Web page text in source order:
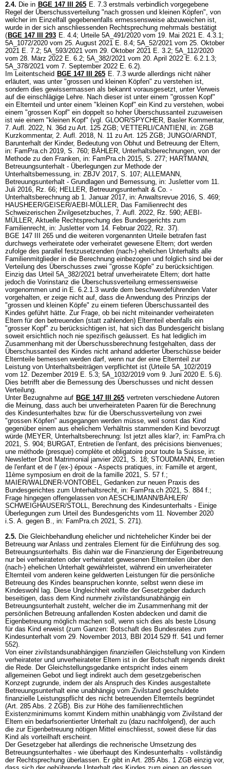
2.4. Die in BGE 147 III 265 E. 7.3 erstmals verbindlich vorgegebene
Regel der Überschussverteilung "nach grossen und kleinen Köpfen", von
welcher im Einzelfall gegebenenfalls ermessensweise abzuweichen ist,
wurde in der sich anschliessenden Rechtsprechung mehrmals bestätigt
( BGE 147 III 293 E. 4.4; Urteile 5A_491/2020 vom 19. Mai 2021 E. 4.3.1;
5A_1072/2020 vom 25. August 2021 E. 8.4; 5A_52/2021 vom 25. Oktober
2021 E. 7.2; 5A_593/2021 vom 29. Oktober 2021 E. 3.2; 5A_112/2020
vom 28. März 2022 E. 6.2; 5A_382/2021 vom 20. April 2022 E. 6.2.1.3;
5A_378/2021 vom 7. September 2022 E. 6.2).
Im Leitentscheid BGE 147 III 265 E. 7.3 wurde allerdings nicht näher
erläutert, was unter "grossen und kleinen Köpfen" zu verstehen ist,
sondern dies gewissermassen als bekannt vorausgesetzt, unter Verweis
auf die einschlägige Lehre. Nach dieser ist unter einem "grossen Kopf"
ein Elternteil und unter einem "kleinen Kopf" ein Kind zu verstehen, wobei
einem "grossen Kopf" ein doppelt so hoher Überschussanteil zuzuweisen
ist wie einem "kleinen Kopf" (vgl. GLOOR/SPYCHER, Basler Kommentar,
7. Aufl. 2022, N. 36d zu Art. 125 ZGB; VETTERLI/CANTIENI, in: ZGB
Kurzkommentar, 2. Aufl. 2018, N. 11 zu Art. 125 ZGB; JUNGO/ARNDT,
Barunterhalt der Kinder, Bedeutung von Obhut und Betreuung der Eltern,
in: FamPra.ch 2019, S. 760; BÄHLER, Unterhaltsberechnungen, von der
Methode zu den Franken, in: FamPra.ch 2015, S. 277; HARTMANN,
Betreuungsunterhalt - Überlegungen zur Methode der
Unterhaltsbemessung, in: ZBJV 2017, S. 107; ALLEMANN,
Betreuungsunterhalt - Grundlagen und Bemessung, in: Jusletter vom 11.
Juli 2016, Rz. 66; HELLER, Betreuungsunterhalt & Co. -
Unterhaltsberechnung ab 1. Januar 2017, in: Anwaltsrevue 2016, S. 469;
HAUSHEER/GEISER/AEBI-MÜLLER, Das Familienrecht des
Schweizerischen Zivilgesetzbuches, 7. Aufl. 2022, Rz. 590; AEBI-
MÜLLER, Aktuelle Rechtsprechung des Bundesgerichts zum
Familienrecht, in: Jusletter vom 14. Februar 2022, Rz. 37).
BGE 147 III 265 und die weiteren vorgenannten Urteile betrafen fast
durchwegs verheiratete oder verheiratet gewesene Eltern; dort werden
zufolge des parallel festzusetzenden (nach-) ehelichen Unterhalts alle
Familienmitglieder in die Berechnung einbezogen und folglich sind bei der
Verteilung des Überschusses zwei "grosse Köpfe" zu berücksichtigen.
Einzig das Urteil 5A_382/2021 betraf unverheiratete Eltern; dort hatte
jedoch die Vorinstanz die Überschussverteilung ermessensweise
vorgenommen und in E. 6.2.1.3 wurde dem beschwerdeführenden Vater
vorgehalten, er zeige nicht auf, dass die Anwendung des Prinzips der
"grossen und kleinen Köpfe" zu einem tieferen Überschussanteil des
Kindes geführt hätte. Zur Frage, ob bei nicht miteinander verheirateten
Eltern für den betreuenden (statt zahlenden) Elternteil ebenfalls ein
"grosser Kopf" zu berücksichtigen ist, hat sich das Bundesgericht bislang
soweit ersichtlich noch nie spezifisch geäussert. Es hat lediglich im
Zusammenhang mit der Überschussberechnung festgehalten, dass der
Überschussanteil des Kindes nicht anhand addierter Überschüsse beider
Elternteile bemessen werden darf, wenn nur der eine Elternteil zur
Leistung von Unterhaltsbeiträgen verpflichtet ist (Urteile 5A_102/2019
vom 12. Dezember 2019 E. 5.3; 5A_1032/2019 vom 9. Juni 2020 E. 5.6).
Dies betrifft aber die Bemessung des Überschusses und nicht dessen
Verteilung.
Unter Bezugnahme auf BGE 147 III 265 vertreten verschiedene Autoren
die Meinung, dass auch bei unverheirateten Paaren für die Berechnung
des Kindesunterhaltes bzw. für die Überschussverteilung von zwei
"grossen Köpfen" ausgegangen werden müsse, weil sonst das Kind
gegenüber einem aus ehelichem Verhältnis stammenden Kind bevorzugt
würde (MEYER, Unterhaltsberechnung: Ist jetzt alles klar?, in: FamPra.ch
2021, S. 904; BURGAT, Entretien de l'enfant, des précisions bienvenues;
une méthode (presque) complète et obligatoire pour toute la Suisse, in:
Newsletter Droit Matrimonial janvier 2021, S. 18; STOUDMANN, Entretien
de l'enfant et de l' (ex-) époux - Aspects pratiques, in: Famille et argent,
11ème symposium en droit de la famille 2021, S. 57 f.;
MAIER/WALDNER-VONTOBEL, Gedanken zur neuen Praxis des
Bundesgerichtes zum Unterhaltsrecht, in: FamPra.ch 2021, S. 884 f.;
Frage hingegen offengelassen von AESCHLIMANN/BÄHLER/
SCHWEIGHAUSER/STOLL, Berechnung des Kindesunterhalts - Einige
Überlegungen zum Urteil des Bundesgerichts vom 11. November 2020
i.S. A. gegen B., in: FamPra.ch 2021, S. 271).
2.5. Die Gleichbehandlung ehelicher und nichtehelicher Kinder bei der
Betreuung war Anlass und zentrales Element für die Einführung des sog.
Betreuungsunterhalts. Bis dahin war die Finanzierung der Eigenbetreuung
nur bei verheirateten oder verheiratet gewesenen Elternteilen über den
(nach-) ehelichen Unterhalt gewährleistet, während ein unverheirateter
Elternteil vom anderen keine geldwerten Leistungen für die persönliche
Betreuung des Kindes beanspruchen konnte, selbst wenn diese im
Kindeswohl lag. Diese Ungleichheit wollte der Gesetzgeber dadurch
beseitigen, dass dem Kind nunmehr zivilstandsunabhängig ein
Betreuungsunterhalt zusteht, welcher die im Zusammenhang mit der
persönlichen Betreuung anfallenden Kosten abdecken und damit die
Eigenbetreuung möglich machen soll, wenn sich dies als beste Lösung
für das Kind erweist (zum Ganzen: Botschaft des Bundesrates zum
Kindesunterhalt vom 29. November 2013, BBl 2014 529 ff. 541 und ferner
552).
Von einer zivilstandsunabhängigen finanziellen Gleichstellung von Kindern
verheirateter und unverheirateter Eltern ist in der Botschaft nirgends direkt
die Rede. Der Gleichstellungsgedanke entspricht indes einem
allgemeinen Gebot und liegt indirekt auch dem gesetzgeberischen
Konzept zugrunde, indem der als Anspruch des Kindes ausgestaltete
Betreuungsunterhalt eine unabhängig vom Zivilstand geschuldete
finanzielle Leistungspflicht des nicht betreuenden Elternteils begründet
(Art. 285 Abs. 2 ZGB). Bis zur Höhe des familienrechtlichen
Existenzminimums kommt Kindern mithin unabhängig vom Zivilstand der
Eltern ein bedarfsorientierter Unterhalt zu (dazu nachfolgend), der auch
die zur Eigenbetreuung nötigen Mittel einschliesst, soweit diese für das
Kind als vorteilhaft erscheint.
Der Gesetzgeber hat allerdings die rechnerische Umsetzung des
Betreuungsunterhaltes - wie überhaupt des Kindesunterhalts - vollständig
der Rechtsprechung überlassen. Er gibt in Art. 285 Abs. 1 ZGB einzig vor,